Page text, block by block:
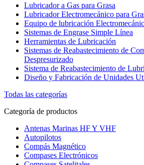
Lubricador a Gas para Grasa
Lubricador Electromecánico para
Equipo de lubricación
Sistemas de Engrase Simple Línea
Herramientas de Lubricación
Sistemas de Reabastecimiento de
Despresurizado
Sistema de Reabastecimiento de
Diseño y Fabricación de Unidades
Todas las categorías
Categoría de productos
Antenas Marinas HF Y VHF
Autopilotos
Compás Magnético
Compases Electrónicos